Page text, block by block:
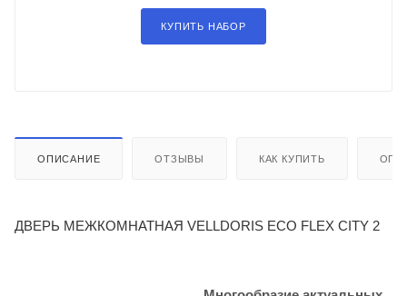
КУПИТЬ НАБОР
ОПИСАНИЕ ОТЗЫВЫ КАК КУПИТЬ
ДВЕРЬ МЕЖКОМНАТНАЯ VELLDORIS ECO FLEX CITY 2